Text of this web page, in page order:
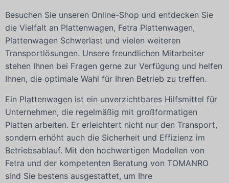
Besuchen Sie unseren Online-Shop und entdecken Sie
die Vielfalt an Plattenwagen, Fetra Plattenwagen,
Plattenwagen Schwerlast und vielen weiteren
Transportlösungen. Unsere freundlichen Mitarbeiter
stehen Ihnen bei Fragen gerne zur Verfügung und helfen
Ihnen, die optimale Wahl für Ihren Betrieb zu treffen.
Ein Plattenwagen ist ein unverzichtbares Hilfsmittel für
Unternehmen, die regelmäßig mit großformatigen
Platten arbeiten. Er erleichtert nicht nur den Transport,
sondern erhöht auch die Sicherheit und Effizienz im
Betriebsablauf. Mit den hochwertigen Modellen von
Fetra und der kompetenten Beratung von TOMANRO
sind Sie bestens ausgestattet, um Ihre